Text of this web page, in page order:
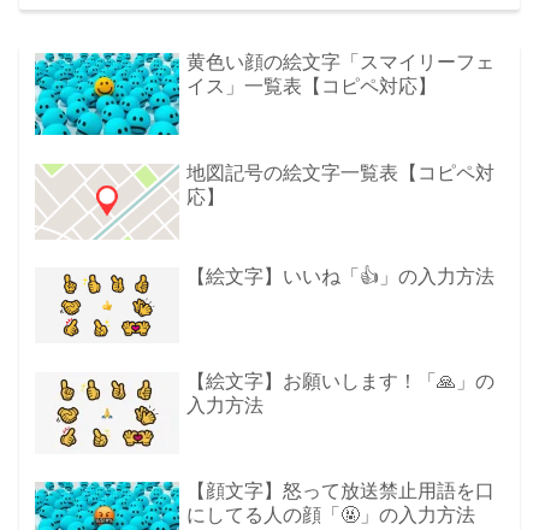
黄色い顔の絵文字「スマイリーフェ
イス」一覧表【コピペ対応】
地図記号の絵文字一覧表【コピペ対
応】
【絵文字】いいね「👍」の入力方法
【絵文字】お願いします！「🙏」の
入力方法
【顔文字】怒って放送禁止用語を口
にしてる人の顔「🤬」の入力方法